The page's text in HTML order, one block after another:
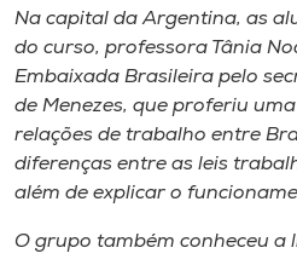
Biblioteca
Editora
Na capital da Argentina, as
do curso, professora Tânia
Embaixada Brasileira pelo
de Menezes, que proferiu
relações de trabalho entre
diferenças entre as leis
além de explicar o
O grupo também conheceu a